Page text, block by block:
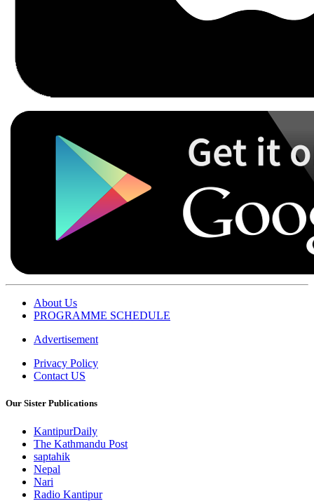
About Us
PROGRAMME SCHEDULE
Advertisement
Privacy Policy
Contact US
Our Sister Publications
KantipurDaily
The Kathmandu Post
saptahik
Nepal
Nari
Radio Kantipur